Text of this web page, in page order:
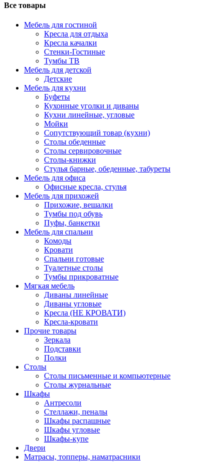
Все товары
Мебель для гостиной
Кресла для отдыха
Кресла качалки
Стенки-Гостиные
Тумбы ТВ
Мебель для детской
Детские
Мебель для кухни
Буфеты
Кухонные уголки и диваны
Кухни линейные, угловые
Мойки
Сопутствующий товар (кухни)
Столы обеденные
Столы сервировочные
Столы-книжки
Стулья барные, обеденные, табуреты
Мебель для офиса
Офисные кресла, стулья
Мебель для прихожей
Прихожие, вешалки
Тумбы под обувь
Пуфы, банкетки
Мебель для спальни
Комоды
Кровати
Спальни готовые
Туалетные столы
Тумбы прикроватные
Мягкая мебель
Диваны линейные
Диваны угловые
Кресла (НЕ КРОВАТИ)
Кресла-кровати
Прочие товары
Зеркала
Подставки
Полки
Столы
Столы письменные и компьютерные
Столы журнальные
Шкафы
Антресоли
Стеллажи, пеналы
Шкафы распашные
Шкафы угловые
Шкафы-купе
Двери
Матрасы, топперы, наматрасники